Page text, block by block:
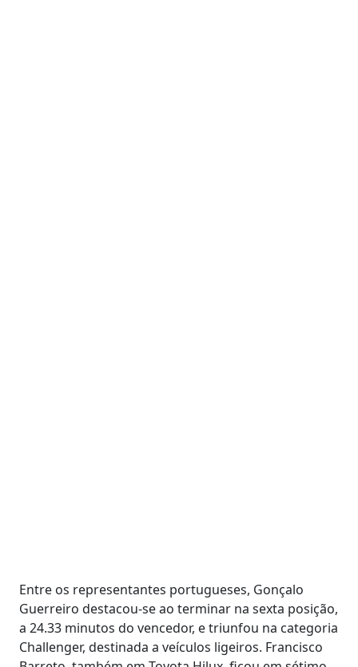
Entre os representantes portugueses, Gonçalo
Guerreiro destacou-se ao terminar na sexta posição,
a 24.33 minutos do vencedor, e triunfou na categoria
Challenger, destinada a veículos ligeiros. Francisco